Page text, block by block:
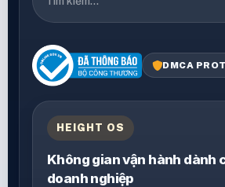
DMCA
HEIGHT OS
Không gian vận hành dành
doanh nghiệp